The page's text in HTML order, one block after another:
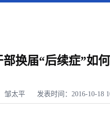
部换届“后续症”如何
邹太平 发表时间：2016-10-18